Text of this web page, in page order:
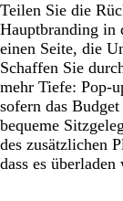
Teilen Sie die
Hauptbranding in
einen Seite, die
Schaffen Sie
mehr Tiefe: Pop-
sofern das
bequeme
des zusätzlichen
dass es